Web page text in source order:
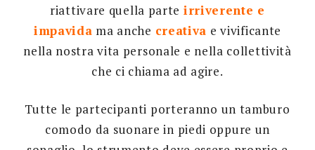
riattivare quella parte irriverente e
impavida ma anche creativa e vivificante
nella nostra vita personale e nella collettività
che ci chiama ad agire.
Tutte le partecipanti porteranno un tamburo
comodo da suonare in piedi oppure un